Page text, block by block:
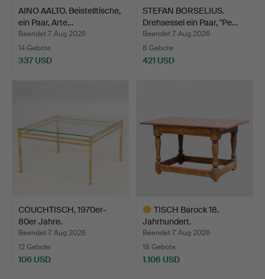
AINO AALTO. Beistelltische,
ein Paar, Arte…
Beendet 7. Aug 2026
14 Gebote
337 USD
STEFAN BORSELIUS.
Drehsessel ein Paar, "Pe…
Beendet 7. Aug 2026
8 Gebote
421 USD
COUCHTISCH, 1970er-
80er Jahre.
Beendet 7. Aug 2026
12 Gebote
106 USD
TISCH Barock 18.
Jahrhundert.
Beendet 7. Aug 2026
18 Gebote
1.106 USD